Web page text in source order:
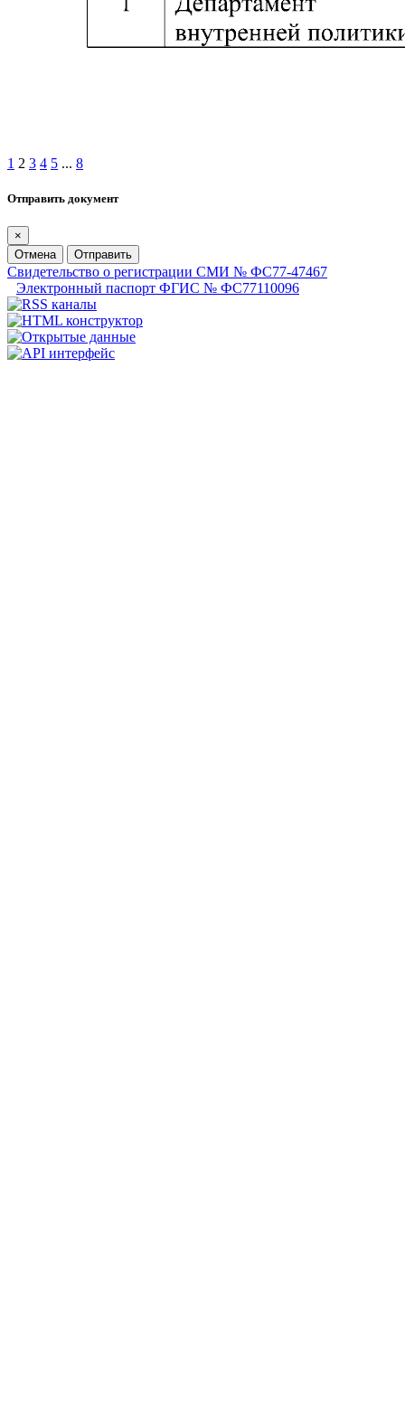
1 2 3 4 5 ... 8
Отправить документ
×
Отмена
Отправить
Свидетельство о регистрации СМИ № ФС77-47467
Электронный паспорт ФГИС № ФС77110096